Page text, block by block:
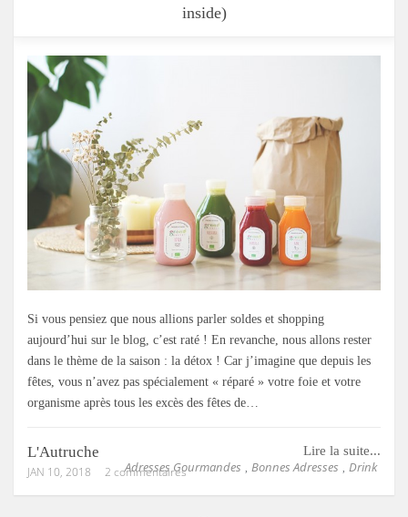
inside)
Si vous pensiez que nous allions parler soldes et shopping
aujourd’hui sur le blog, c’est raté ! En revanche, nous allons rester
dans le thème de la saison : la détox ! Car j’imagine que depuis les
fêtes, vous n’avez pas spécialement « réparé » votre foie et votre
organisme après tous les excès des fêtes de…
Lire la suite...
Adresses Gourmandes , Bonnes Adresses , Drink
L'Autruche
JAN 10, 2018 2 commentaires